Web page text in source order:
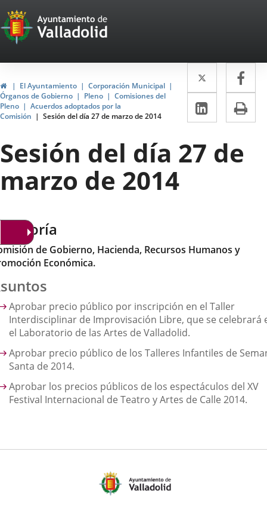
Portal
Web
del
Ayuntamiento
de
Valladolid
InicioEl Ayuntamiento
Corporación Municipal
Órganos de Gobierno
Pleno
Comisiones del
Pleno
Acuerdos adoptados por la
Comisión
Sesión del día 27 de marzo de 2014
Twitter
Enlace
a
una
externa.
a
LinkedIn
Enlace
a
una
Sesión del día 27 de
marzo de 2014
de Gobierno, Hacienda, Recursos Humanos y
Económica.
Aprobar precio público por inscripción en el Taller
Interdisciplinar de Improvisación Libre, que se celebrará
el Laboratorio de las Artes de Valladolid.
Aprobar precio público de los Talleres Infantiles de
Santa de 2014.
Aprobar los precios públicos de los espectáculos del XV
Festival Internacional de Teatro y Artes de Calle 2014.